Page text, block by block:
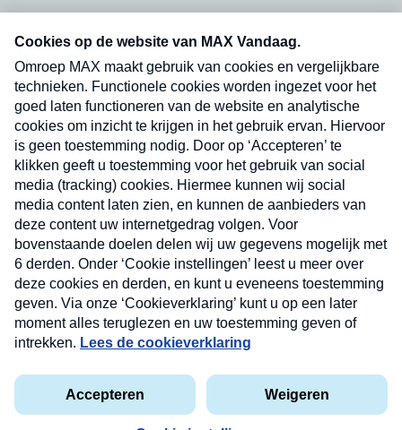
nieuwsbrief. Elke vrijdag- en dinsdagochtend in
uw mailbox.
Verzend
Privacyverklaring
Cookieverklaring
Kwetsbaarheid melden
Copyright © 2026 MAX Vandaag - Omroep MAX
Nieuwsbrief
Neem hier een gratis abonnement op onze
nieuwsbrief. Elke vrijdag- en dinsdagochtend in uw